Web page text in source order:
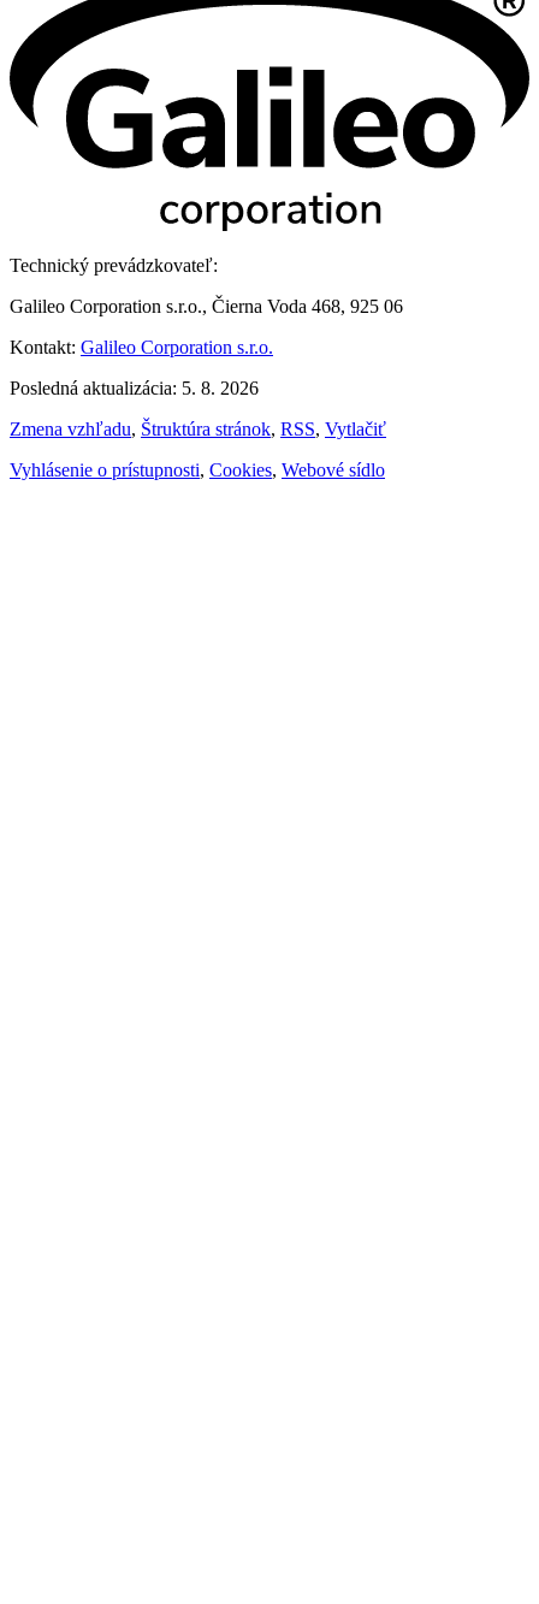
Technický prevádzkovateľ:
Galileo Corporation s.r.o., Čierna Voda 468, 925 06
Kontakt: Galileo Corporation s.r.o.
Posledná aktualizácia: 5. 8. 2026
Zmena vzhľadu, Štruktúra stránok, RSS, Vytlačiť
Vyhlásenie o prístupnosti, Cookies, Webové sídlo